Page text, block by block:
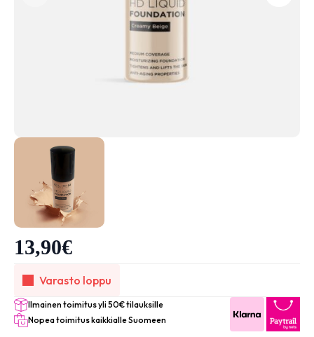
13,90€
Varasto loppu
Ilmainen toimitus yli 50€ tilauksille
Nopea toimitus kaikkialle Suomeen